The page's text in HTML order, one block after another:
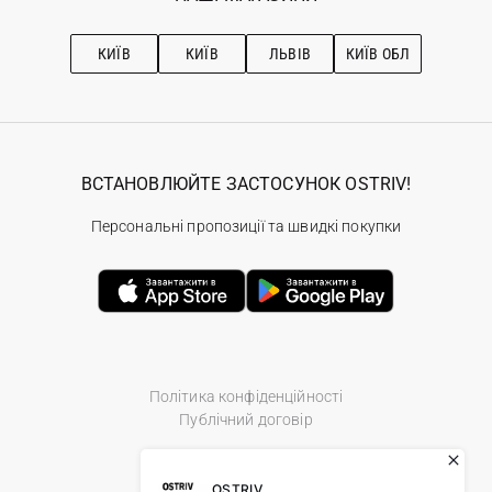
Рекомендації з догляду
КИЇВ КИЇВ ЛЬВІВ КИЇВ ОБЛ
Політика конфіденційності
Публічний договір
ВСТАНОВЛЮЙТЕ ЗАСТОСУНОК OSTRIV!
Персональні пропозиції та швидкі покупки